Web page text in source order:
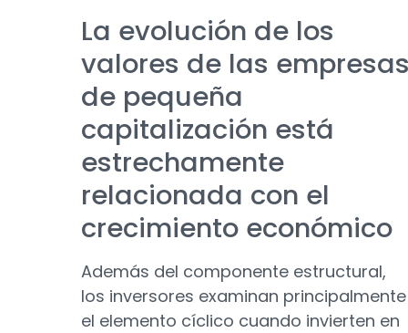
La evolución de los
valores de las
de pequeña
capitalización está
estrechamente
relacionada con el
crecimiento económico
Además del componente estructural,
los inversores examinan principalmente
el elemento cíclico cuando invierten en